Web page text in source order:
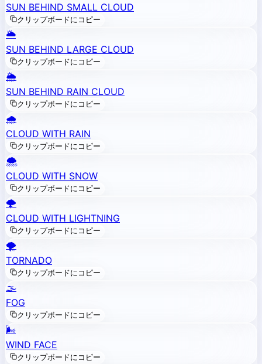
SUN BEHIND SMALL CLOUD
クリップボードにコピー
🌥️
SUN BEHIND LARGE CLOUD
クリップボードにコピー
🌦️
SUN BEHIND RAIN CLOUD
クリップボードにコピー
🌧️
CLOUD WITH RAIN
クリップボードにコピー
🌨️
CLOUD WITH SNOW
クリップボードにコピー
🌩️
CLOUD WITH LIGHTNING
クリップボードにコピー
🌪️
TORNADO
クリップボードにコピー
🌫️
FOG
クリップボードにコピー
🌬️
WIND FACE
クリップボードにコピー